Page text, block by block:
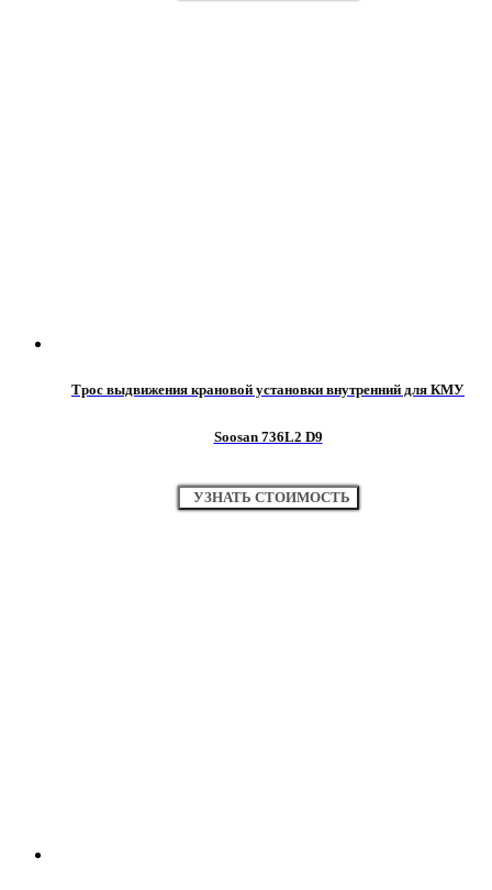
Трос выдвижения крановой установки внутренний для КМУ
Soosan 736L2 D9
УЗНАТЬ СТОИМОСТЬ